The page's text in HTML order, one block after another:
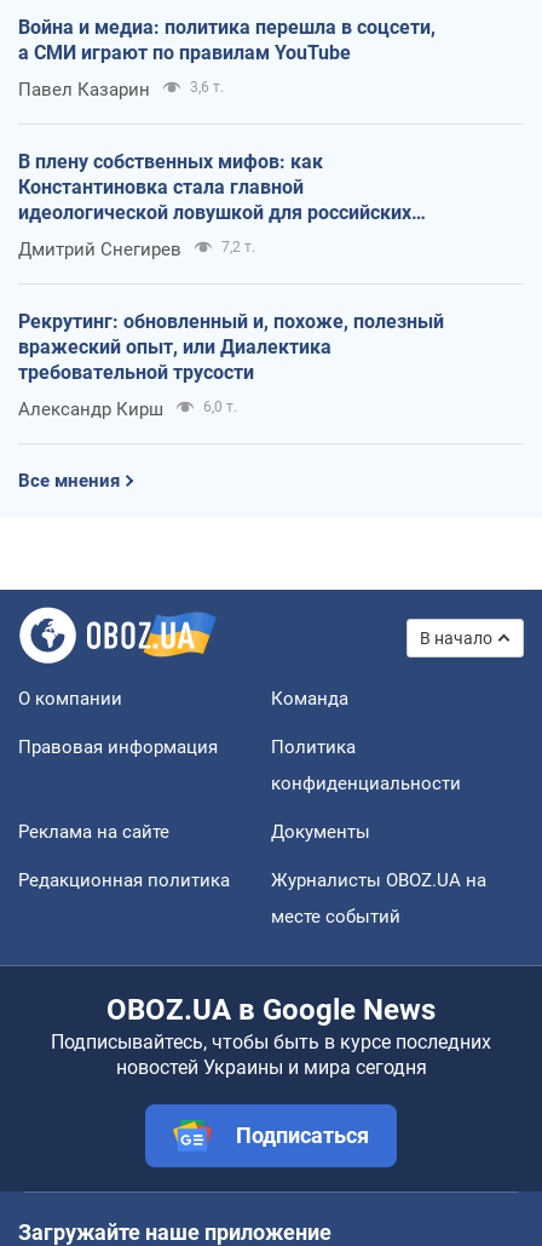
Война и медиа: политика перешла в соцсети,
а СМИ играют по правилам YouTube
Павел Казарин 3,6 т.
В плену собственных мифов: как
Константиновка стала главной
идеологической ловушкой для российских
оккупантов
Дмитрий Снегирев 7,2 т.
Рекрутинг: обновленный и, похоже, полезный
вражеский опыт, или Диалектика
требовательной трусости
Александр Кирш 6,0 т.
Все мнения
В начало
О компании Команда
Правовая информация
Политика
конфиденциальности
Реклама на сайте Документы
Редакционная политика
Журналисты OBOZ.UA на
месте событий
OBOZ.UA в Google News
Подписывайтесь, чтобы быть в курсе последних
новостей Украины и мира сегодня
Подписаться
Загружайте наше приложение